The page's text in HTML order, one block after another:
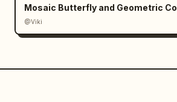
Mosaic Butterfly and Geometric
@Viki